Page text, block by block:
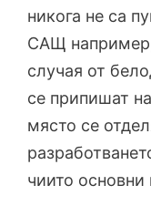
никога не са
САЩ
случая от
се припишат
място се
чиито основни